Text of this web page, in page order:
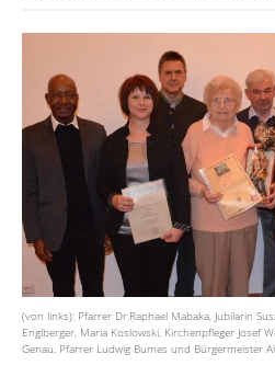
(von links): Pfarrer Dr.Raphael Mabaka, Jubilarin
Englberger, Maria Koslowski, Kirchenpfleger Josef
Genau, Pfarrer Ludwig Bumes und Bürgermeister